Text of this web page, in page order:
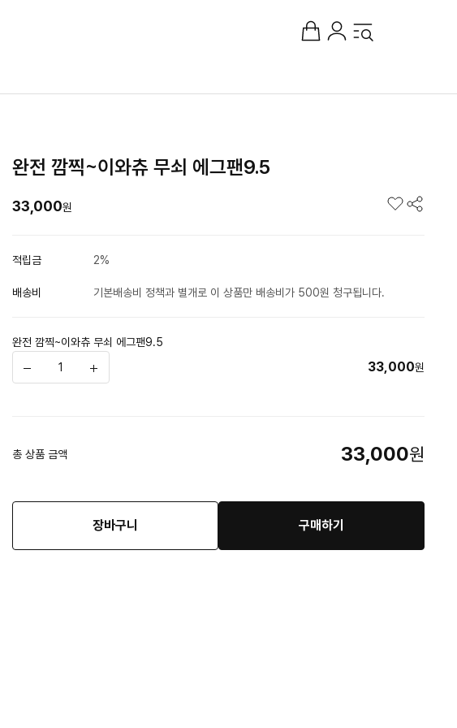
완전 깜찍~이와츄 무쇠 에그팬9.5
33,000원
적립금 2%
배송비 기본배송비 정책과 별개로 이 상품만 배송비가 500원 청구됩니다.
완전 깜찍~이와츄 무쇠 에그팬9.5
33,000원
총 상품 금액 33,000원
장바구니 구매하기